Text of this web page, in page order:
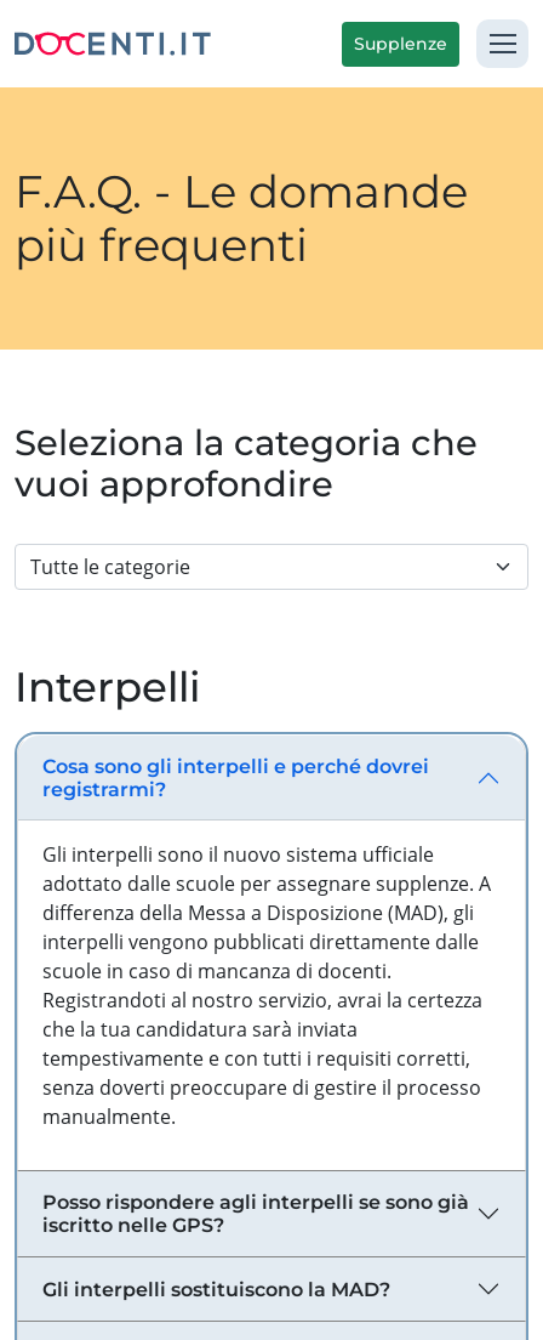
Supplenze
F.A.Q. - Le domande
più frequenti
Seleziona la categoria che
vuoi approfondire
Interpelli
Cosa sono gli interpelli e perché dovrei
registrarmi?
Gli interpelli sono il nuovo sistema ufficiale
adottato dalle scuole per assegnare supplenze. A
differenza della Messa a Disposizione (MAD), gli
interpelli vengono pubblicati direttamente dalle
scuole in caso di mancanza di docenti.
Registrandoti al nostro servizio, avrai la certezza
che la tua candidatura sarà inviata
tempestivamente e con tutti i requisiti corretti,
senza doverti preoccupare di gestire il processo
manualmente.
Posso rispondere agli interpelli se sono già
iscritto nelle GPS?
Gli interpelli sostituiscono la MAD?